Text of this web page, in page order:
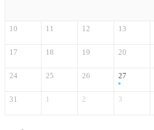
10 11 12 13
17 18 19 20
24 25 26 27
31 1 2 3